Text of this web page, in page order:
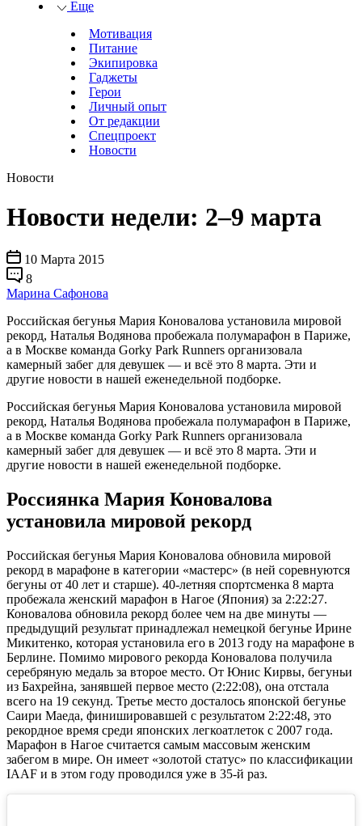
Еще
Мотивация
Питание
Экипировка
Гаджеты
Герои
Личный опыт
От редакции
Спецпроект
Новости
Новости
Новости недели: 2–9 марта
10 Марта 2015
8
Марина Сафонова
Российская бегунья Мария Коновалова установила мировой
рекорд, Наталья Водянова пробежала полумарафон в Париже,
а в Москве команда Gorky Park Runners организовала
камерный забег для девушек — и всё это 8 марта. Эти и
другие новости в нашей еженедельной подборке.
Российская бегунья Мария Коновалова установила мировой
рекорд, Наталья Водянова пробежала полумарафон в Париже,
а в Москве команда Gorky Park Runners организовала
камерный забег для девушек — и всё это 8 марта. Эти и
другие новости в нашей еженедельной подборке.
Россиянка Мария Коновалова
установила мировой рекорд
Российская бегунья Мария Коновалова обновила мировой
рекорд в марафоне в категории «мастерс» (в ней соревнуются
бегуны от 40 лет и старше). 40-летняя спортсменка 8 марта
пробежала женский марафон в Нагое (Япония) за 2:22:27.
Коновалова обновила рекорд более чем на две минуты —
предыдущий результат принадлежал немецкой бегунье Ирине
Микитенко, которая установила его в 2013 году на марафоне в
Берлине. Помимо мирового рекорда Коновалова получила
серебряную медаль за второе место. От Юнис Кирвы, бегуньи
из Бахрейна, занявшей первое место (2:22:08), она отстала
всего на 19 секунд. Третье место досталось японской бегунье
Саири Маеда, финишировавшей с результатом 2:22:48, это
рекордное время среди японских легкоатлеток с 2007 года.
Марафон в Нагое считается самым массовым женским
забегом в мире. Он имеет «золотой статус» по классификации
IAAF и в этом году проводился уже в 35-й раз.